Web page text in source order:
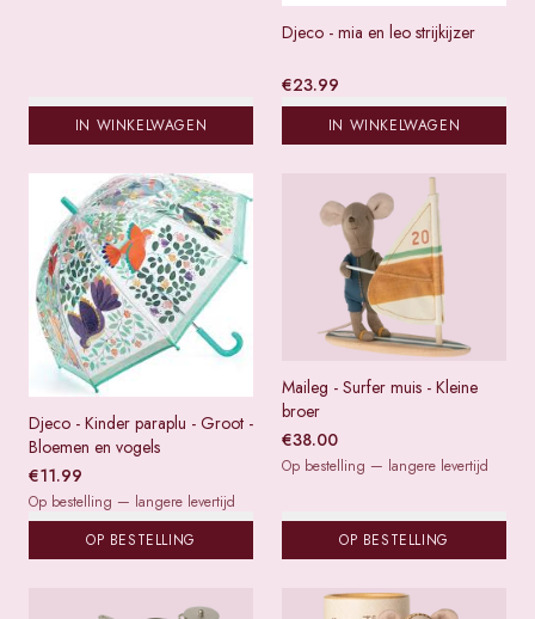
IN WINKELWAGEN
Djeco - mia en leo strijkijzer
€23.99
IN WINKELWAGEN
Djeco - Kinder paraplu - Groot -
Bloemen en vogels
€11.99
Op bestelling — langere levertijd
OP BESTELLING
Maileg - Surfer muis - Kleine
broer
€38.00
Op bestelling — langere levertijd
OP BESTELLING